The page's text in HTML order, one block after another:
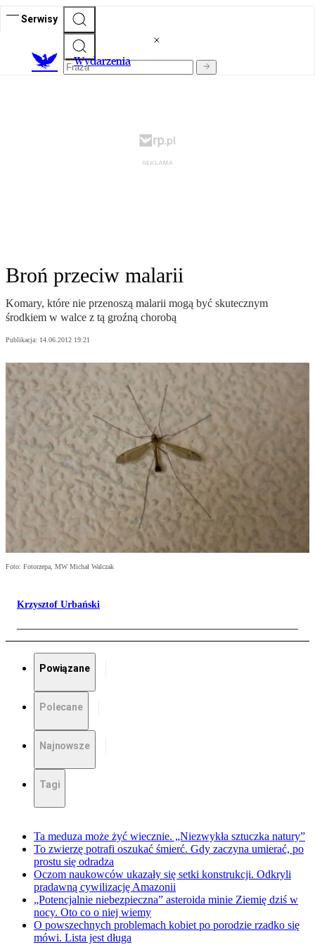
Serwisy
Wydarzenia
Broń przeciw malarii
Komary, które nie przenoszą malarii mogą być skutecznym
środkiem w walce z tą groźną chorobą
Publikacja: 14.06.2012 19:21
Foto: Fotorzepa, MW Michał Walczak
Krzysztof Urbański
Powiązane
Polecane
Najnowsze
Tagi
Ta meduza może żyć wiecznie. „Niezwykła sztuczka natury”
To zwierzę potrafi oszukać śmierć. Gdy zaczyna umierać, po
prostu się odradza
Oczom naukowców ukazały się setki konstrukcji. Odkryli
pradawną cywilizację Amazonii
„Potencjalnie niebezpieczna” asteroida minie Ziemię dziś w
nocy. Oto co o niej wiemy
O powszechnych problemach kobiet po porodzie rzadko się
mówi. Lista jest długa